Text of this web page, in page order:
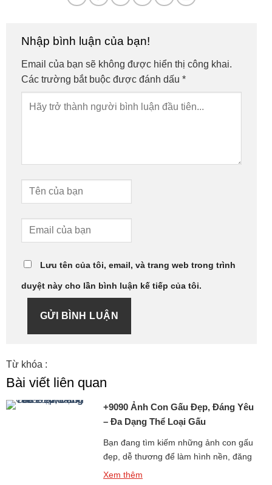
Nhập bình luận của bạn!
Email của bạn sẽ không được hiển thị công khai.
Các trường bắt buộc được đánh dấu *
Lưu tên của tôi, email, và trang web trong trình
duyệt này cho lần bình luận kế tiếp của tôi.
GỬI BÌNH LUẬN
Từ khóa :
Bài viết liên quan
+9090 Ảnh Con Gấu Đẹp, Đáng Yêu
– Đa Dạng Thể Loại Gấu
Bạn đang tìm kiếm những ảnh con gấu
đẹp, dễ thương để làm hình nền, đăng
story, hoặc chia sẻ với bạn bè? Bộ sưu
Xem thêm